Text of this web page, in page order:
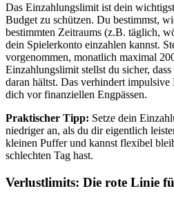
Das Einzahlungslimit ist dein
Budget zu schützen. Du bestimmst,
bestimmten Zeitraums (z.B. täglich,
dein Spielerkonto einzahlen kannst.
vorgenommen, monatlich maximal
Einzahlungslimit stellst du sicher,
daran hältst. Das verhindert impulsive
dich vor finanziellen Engpässen.
Praktischer Tipp: Setze dein
niedriger an, als du dir eigentlich
kleinen Puffer und kannst flexibel
schlechten Tag hast.
Verlustlimits: Die rote Linie